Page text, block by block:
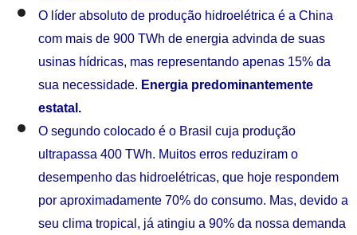
O líder absoluto de produção hidroelétrica é a China
com mais de 900 TWh de energia advinda de suas
usinas hídricas, mas representando apenas 15% da
sua necessidade. Energia predominantemente
estatal.
O segundo colocado é o Brasil cuja produção
ultrapassa 400 TWh. Muitos erros reduziram o
desempenho das hidroelétricas, que hoje respondem
por aproximadamente 70% do consumo. Mas, devido a
seu clima tropical, já atingiu a 90% da nossa demanda